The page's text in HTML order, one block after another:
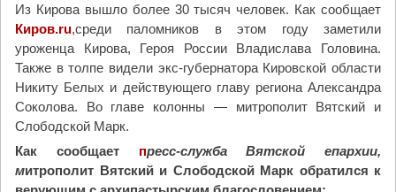
Из Кирова вышло более 30 тысяч человек. Как сообщает
Киров.ru,среди паломников в этом году заметили
уроженца Кирова, Героя России Владислава Головина.
Также в толпе видели экс-губернатора Кировской области
Никиту Белых и действующего главу региона Александра
Соколова. Во главе колонны — митрополит Вятский и
Слободской Марк.
Как сообщает пресс-служба Вятской епархии,
митрополит Вятский и Слободской Марк обратился к